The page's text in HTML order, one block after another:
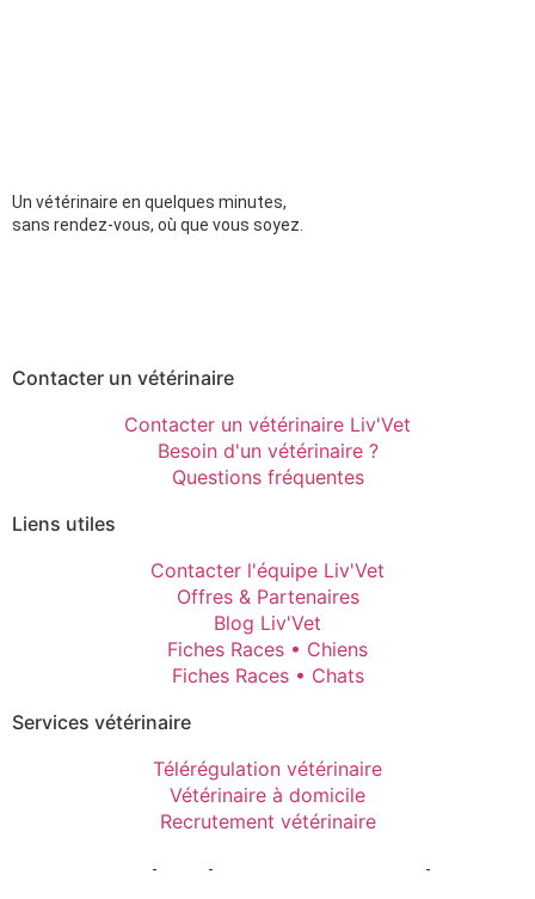
Un vétérinaire en quelques minutes,
sans rendez-vous, où que vous soyez.
Contacter un vétérinaire
Contacter un vétérinaire Liv'Vet
Besoin d'un vétérinaire ?
Questions fréquentes
Liens utiles
Contacter l'équipe Liv'Vet
Offres & Partenaires
Blog Liv'Vet
Fiches Races • Chiens
Fiches Races • Chats
Services vétérinaire
Télérégulation vétérinaire
Vétérinaire à domicile
Recrutement vétérinaire
- - -